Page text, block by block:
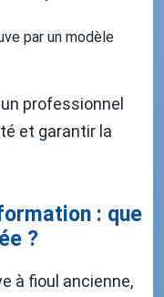
par un modèle
professionnel
et garantir la
: que
?
à fioul ancienne,